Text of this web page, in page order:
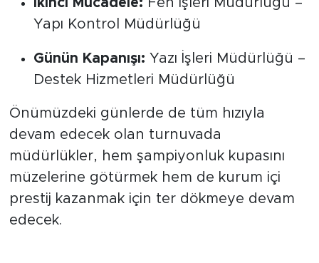
Yapı Kontrol Müdürlüğü
Günün Kapanışı: Yazı İşleri Müdürlüğü –
Destek Hizmetleri Müdürlüğü
Önümüzdeki günlerde de tüm hızıyla
devam edecek olan turnuvada
müdürlükler, hem şampiyonluk kupasını
müzelerine götürmek hem de kurum içi
prestij kazanmak için ter dökmeye devam
edecek.